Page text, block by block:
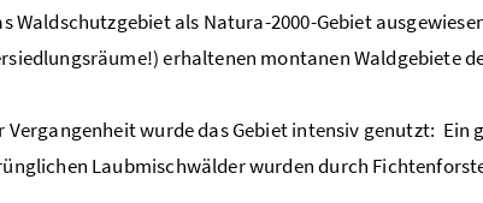
Waldschutzgebiet als Natura-2000-Gebiet
erhaltenen montanen Waldgebiete
Vergangenheit wurde das Gebiet intensiv genutzt:
Laubmischwälder wurden durch